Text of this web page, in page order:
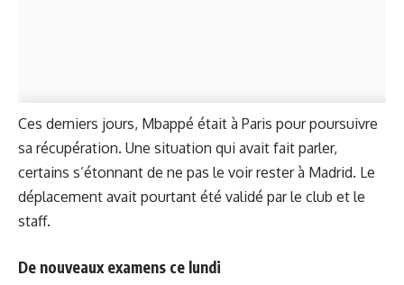
Ces derniers jours, Mbappé était à Paris pour poursuivre
sa récupération. Une situation qui avait fait parler,
certains s’étonnant de ne pas le voir rester à Madrid. Le
déplacement avait pourtant été validé par le club et le
staff.
De nouveaux examens ce lundi